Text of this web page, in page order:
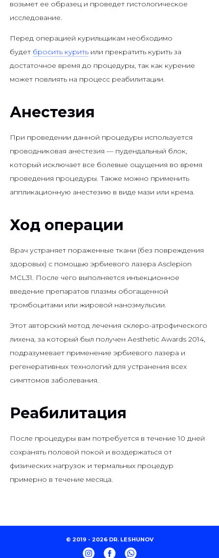
возьмет ее образец и проведет гистологическое
исследование.
Перед операцией курильщикам необходимо
будет бросить курить или прекратить курить за
достаточное время до процедуры, так как курение
может повлиять на процесс реабилитации.
Анестезия
При проведении данной процедуры используется
проводниковая анестезия — пудендальный блок,
который исключает все болевые ощущения во время
проведения процедуры. Также можно применить
аппликационную анестезию в виде мази или крема.
Ход операции
Врач устраняет пораженные ткани (без повреждения
здоровых) с помощью эрбиевого лазера Asclepion
MCL31. После чего выполняется инъекционное
введение препаратов плазмы обогащенной
тромбоцитами или жировой наноэмульсии.
Этот авторский метод лечения склеро-атрофического
лихена, за который был получен Aesthetic Awards 2014,
подразумевает применение эрбиевого лазера и
регенеративных технологий для устранения всех
симптомов заболевания.
Реабилитация
После процедуры вам потребуется в течение 10 дней
сохранять половой покой и воздержаться от
физических нагрузок и термальных процедур
примерно в течение месяца.
© 2019 - 2026 DR. LESHUNOV